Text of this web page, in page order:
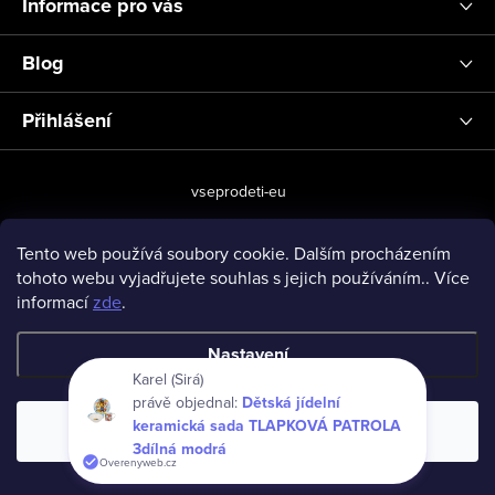
Tento web používá soubory cookie. Dalším procházením
tohoto webu vyjadřujete souhlas s jejich používáním.. Více
informacízde.
Nastavení
Souhlasím
Blog
Přihlášení
vseprodeti-eu
Copyright 2026www.vseprodeti.eu. Všechna práva vyhrazena.
Karel (Sirá)
právě objednal: Dětská jídelní
keramická sada TLAPKOVÁ PATROLA
3dílná modrá
Overenyweb.cz